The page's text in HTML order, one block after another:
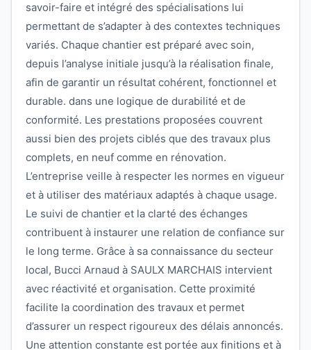
savoir-faire et intégré des spécialisations lui
permettant de s’adapter à des contextes techniques
variés. Chaque chantier est préparé avec soin,
depuis l’analyse initiale jusqu’à la réalisation finale,
afin de garantir un résultat cohérent, fonctionnel et
durable. dans une logique de durabilité et de
conformité. Les prestations proposées couvrent
aussi bien des projets ciblés que des travaux plus
complets, en neuf comme en rénovation.
L’entreprise veille à respecter les normes en vigueur
et à utiliser des matériaux adaptés à chaque usage.
Le suivi de chantier et la clarté des échanges
contribuent à instaurer une relation de confiance sur
le long terme. Grâce à sa connaissance du secteur
local, Bucci Arnaud à SAULX MARCHAIS intervient
avec réactivité et organisation. Cette proximité
facilite la coordination des travaux et permet
d’assurer un respect rigoureux des délais annoncés.
Une attention constante est portée aux finitions et à